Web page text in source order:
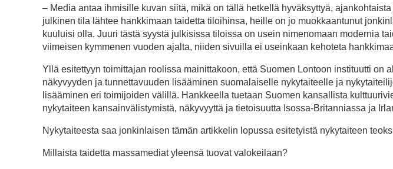
– Media antaa ihmisille kuvan siitä, mikä on tällä hetkellä hyväksyttyä,
julkinen tila lähtee hankkimaan taidetta tiloihinsa, heille on jo muokkaantunut
kuuluisi olla. Juuri tästä syystä julkisissa tiloissa on usein nimenomaan modernia
viimeisen kymmenen vuoden ajalta, niiden sivuilla ei useinkaan kehoteta
Yllä esitettyyn toimittajan roolissa mainittakoon, että Suomen Lontoon instituutti on
näkyvyyden ja tunnettavuuden lisääminen suomalaiselle nykytaiteelle ja
lisääminen eri toimijoiden välillä. Hankkeella tuetaan Suomen kansallista
nykytaiteen kansainvälistymistä, näkyvyyttä ja tietoisuutta Isossa-Britanniassa ja
Nykytaiteesta saa jonkinlaisen tämän artikkelin lopussa esitetyistä nykytaiteen
Millaista taidetta massamediat yleensä tuovat valokeilaan?